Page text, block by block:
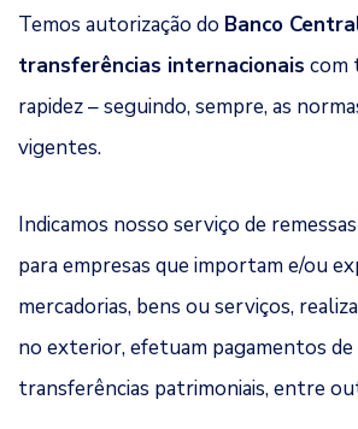
Temos autorização do Banco
transferências internacionais com
rapidez – seguindo, sempre, as
vigentes.
Indicamos nosso serviço de
para empresas que importam e/ou
mercadorias, bens ou serviços,
no exterior, efetuam pagamentos de
transferências patrimoniais, entre